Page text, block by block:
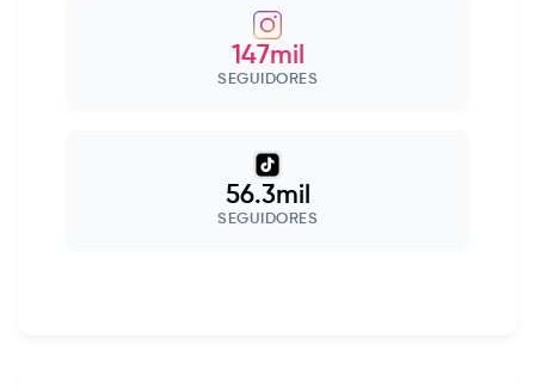
147mil
SEGUIDORES
56.3mil
SEGUIDORES